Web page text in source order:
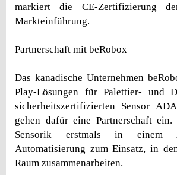
markiert die CE-Zertifizierung
Markteinführung.
Partnerschaft mit beRobox
Das kanadische Unternehmen
Play-Lösungen für Palettier- und
sicherheitszertifizierten Sensor
gehen dafür eine Partnerschaft
Sensorik erstmals in einem
Automatisierung zum Einsatz, in
Raum zusammenarbeiten.